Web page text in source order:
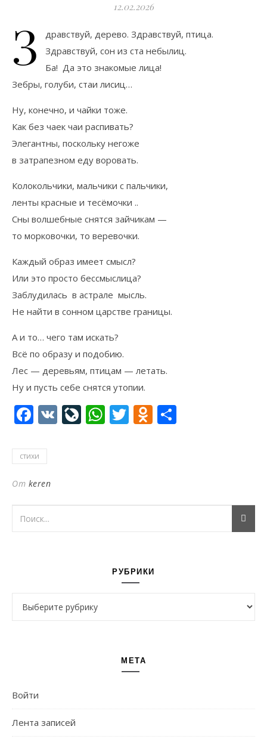
12.02.2026
З
дравствуй, дерево. Здравствуй, птица.
Здравствуй, сон из ста небылиц.
Ба! Да это знакомые лица!
Зебры, голуби, стаи лисиц…
Ну, конечно, и чайки тоже.
Как без чаек чаи распивать?
Элегантны, поскольку негоже
в затрапезном еду воровать.
Колокольчики, мальчики с пальчики,
ленты красные и тесёмочки ..
Сны волшебные снятся зайчикам —
то морковочки, то веревочки.
Каждый образ имеет смысл?
Или это просто бессмыслица?
Заблудилась в астрале мысль.
Не найти в сонном царстве границы.
А и то… чего там искать?
Всё по образу и подобию.
Лес — деревьям, птицам — летать.
Ну и пусть себе снятся утопии.
Facebook
VK LiveJournal
WhatsApp
Twitter
стихи
От keren
РУБРИКИ
МЕТА
Войти
Лента записей